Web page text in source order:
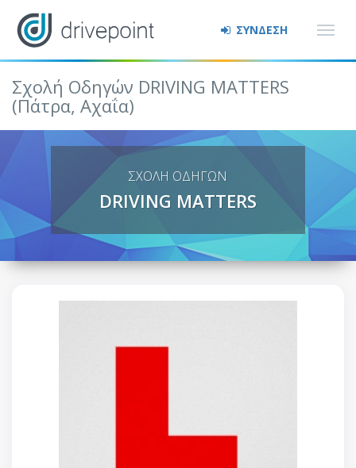
ΣΥΝΔΕΣΗ
Σχολή Οδηγών DRIVING MATTERS
(Πάτρα, Αχαΐα)
ΣΧΟΛΗ ΟΔΗΓΩΝ
DRIVING MATTERS